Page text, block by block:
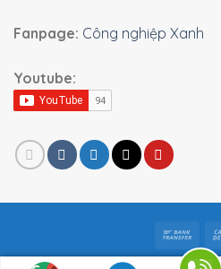
Fanpage: Công nghiệp Xanh
Youtube: